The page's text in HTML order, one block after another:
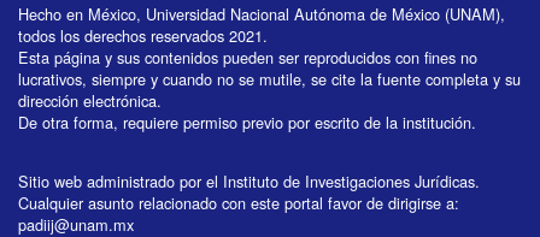
Hecho en México, Universidad Nacional Autónoma de México (UNAM),
todos los derechos reservados 2021.
Esta página y sus contenidos pueden ser reproducidos con fines no
lucrativos, siempre y cuando no se mutile, se cite la fuente completa y su
dirección electrónica.
De otra forma, requiere permiso previo por escrito de la institución.
Sitio web administrado por el Instituto de Investigaciones Jurídicas.
Cualquier asunto relacionado con este portal favor de dirigirse a:
padiij@unam.mx